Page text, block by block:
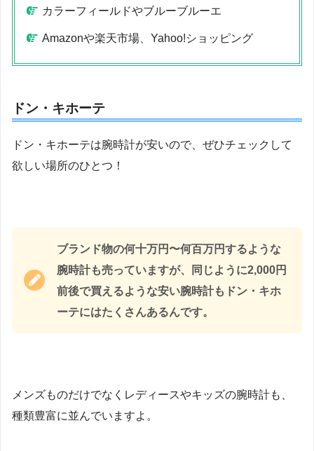
カラーフィールドやブルーブルーエ
Amazonや楽天市場、Yahoo!ショッピング
ドン・キホーテ
ドン・キホーテは腕時計が安いので、ぜひチェックして
欲しい場所のひとつ！
ブランド物の何十万円〜何百万円するような
腕時計も売っていますが、同じように2,000円
前後で買えるような安い腕時計もドン・キホ
ーテにはたくさんあるんです。
メンズものだけでなくレディースやキッズの腕時計も、
種類豊富に並んでいますよ。